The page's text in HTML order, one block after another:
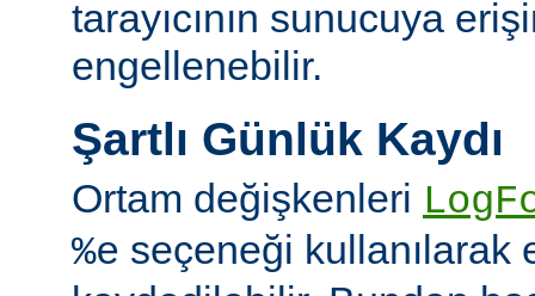
tarayıcının sunucuya
engellenebilir.
Şartlı Günlük Kaydı
Ortam değişkenleri
%e seçeneği kullanılarak